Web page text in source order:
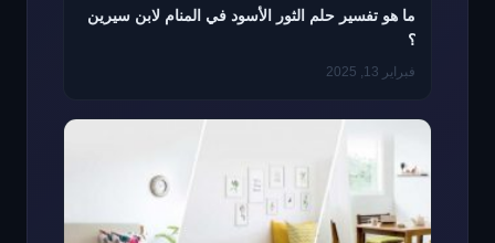
ما هو تفسير حلم الثور الأسود في المنام لابن سيرين
؟
فبراير 13, 2025